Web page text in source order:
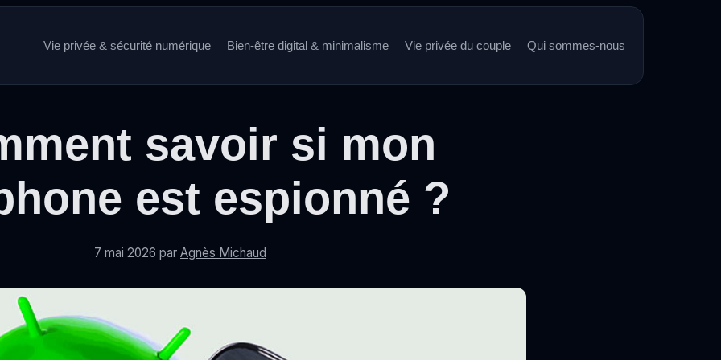
Vie privée & sécurité numérique Bien-être digital & minimalisme Vie privée du couple Qui sommes-nous
savoir si mon
est espionné ?
7 mai 2026 par Agnès Michaud